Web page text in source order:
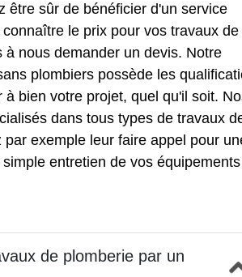
être sûr de bénéficier d'un service
le prix pour vos travaux de
à nous demander un devis. Notre
plombiers possède les
à bien votre projet, quel qu'il soit.
dans tous types de travaux
par exemple leur faire appel pour
entretien de vos équipements
de plomberie par un